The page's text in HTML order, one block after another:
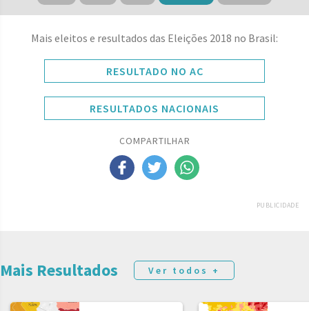
Mais eleitos e resultados das Eleições 2018 no Brasil:
RESULTADO NO AC
RESULTADOS NACIONAIS
COMPARTILHAR
PUBLICIDADE
Mais Resultados Ver todos +